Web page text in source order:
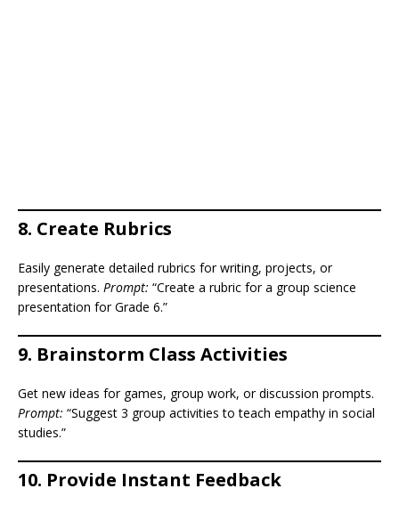
8. Create Rubrics
Easily generate detailed rubrics for writing, projects, or
presentations. Prompt: “Create a rubric for a group science
presentation for Grade 6.”
9. Brainstorm Class Activities
Get new ideas for games, group work, or discussion prompts.
Prompt: “Suggest 3 group activities to teach empathy in social
studies.”
10. Provide Instant Feedback